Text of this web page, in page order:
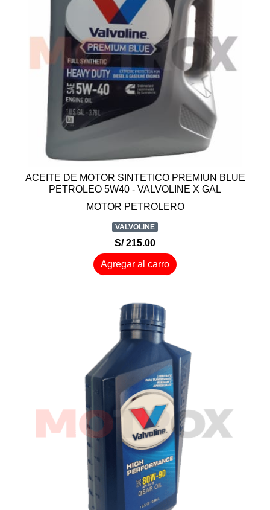
ACEITE DE MOTOR SINTETICO PREMIUN BLUE
PETROLEO 5W40 - VALVOLINE X GAL
MOTOR PETROLERO
VALVOLINE
S/ 215.00
Agregar al carro